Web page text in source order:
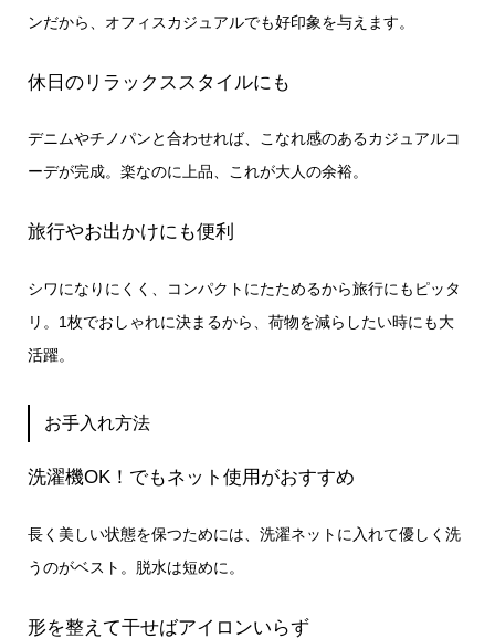
ンだから、オフィスカジュアルでも好印象を与えます。
休日のリラックススタイルにも
デニムやチノパンと合わせれば、こなれ感のあるカジュアルコ
ーデが完成。楽なのに上品、これが大人の余裕。
旅行やお出かけにも便利
シワになりにくく、コンパクトにたためるから旅行にもピッタ
リ。1枚でおしゃれに決まるから、荷物を減らしたい時にも大
活躍。
お手入れ方法
洗濯機OK！でもネット使用がおすすめ
長く美しい状態を保つためには、洗濯ネットに入れて優しく洗
うのがベスト。脱水は短めに。
形を整えて干せばアイロンいらず